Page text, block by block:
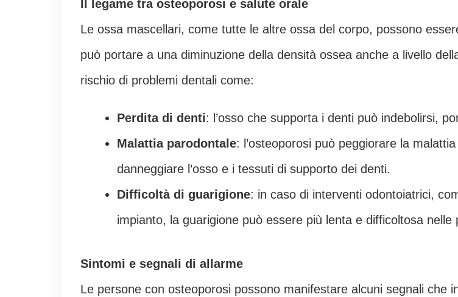
Il legame tra osteoporosi e salute orale
Le ossa mascellari, come tutte le altre ossa del corpo, possono
può portare a una diminuzione della densità ossea anche a livello
rischio di problemi dentali come:
Perdita di denti: l’osso che supporta i denti può indebolirsi,
Malattia parodontale: l’osteoporosi può peggiorare la
danneggiare l’osso e i tessuti di supporto dei denti.
Difficoltà di guarigione: in caso di interventi odontoiatrici,
impianto, la guarigione può essere più lenta e difficoltosa nelle
Sintomi e segnali di allarme
Le persone con osteoporosi possono manifestare alcuni segnali che